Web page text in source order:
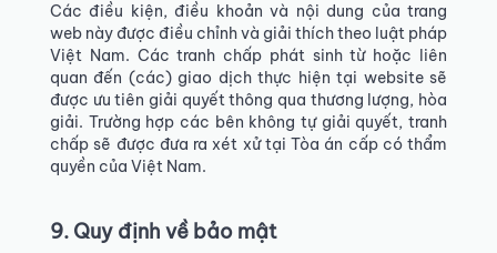
Các điều kiện, điều khoản và nội dung của trang
web này được điều chỉnh và giải thích theo luật pháp
Việt Nam. Các tranh chấp phát sinh từ hoặc liên
quan đến (các) giao dịch thực hiện tại website sẽ
được ưu tiên giải quyết thông qua thương lượng, hòa
giải. Trường hợp các bên không tự giải quyết, tranh
chấp sẽ được đưa ra xét xử tại Tòa án cấp có thẩm
quyền của Việt Nam.
9. Quy định về bảo mật